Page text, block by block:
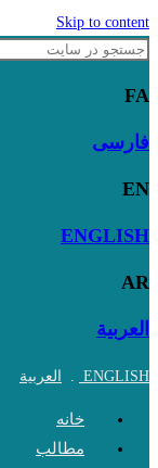
Skip to content
FA
فارسی
EN
ENGLISH
AR
العربية
ENGLISH
. العربية
خانه
مطالب